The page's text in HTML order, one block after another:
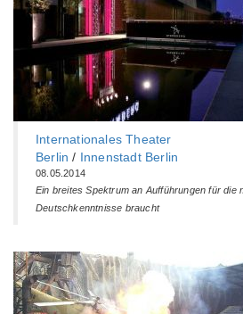
Internationales Theater
Berlin / Innenstadt Berlin
08.05.2014
Ein breites Spektrum an Aufführungen für die
Deutschkenntnisse braucht